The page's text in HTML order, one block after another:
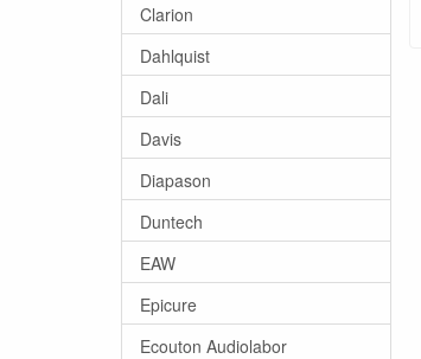
Clarion
Dahlquist
Dali
Davis
Diapason
Duntech
EAW
Epicure
Ecouton Audiolabor